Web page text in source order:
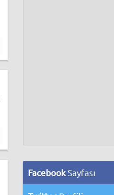
Facebook Sayfası